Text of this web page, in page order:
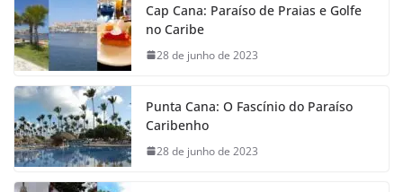
Cap Cana: Paraíso de Praias e Golfe
no Caribe
28 de junho de 2023
Punta Cana: O Fascínio do Paraíso
Caribenho
28 de junho de 2023